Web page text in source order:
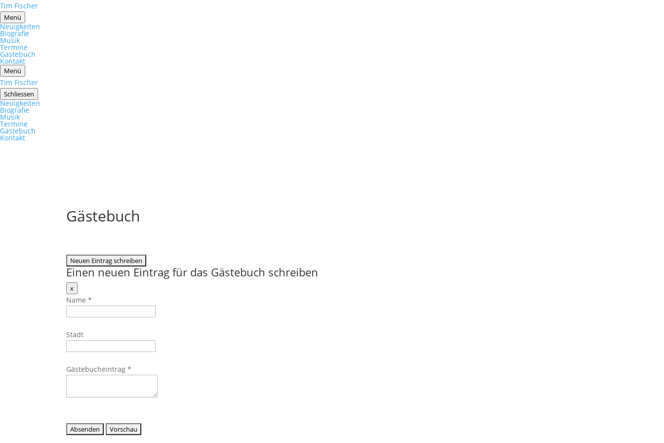
Tim Fischer
Menü
Neuigkeiten
Biografie
Musik
Termine
Gästebuch
Kontakt
Menü
Tim Fischer
Schliessen
Neuigkeiten
Biografie
Musik
Termine
Gästebuch
Kontakt
Gästebuch
Einen neuen Eintrag für das Gästebuch schreiben
xDieses
Formular
ausblenden
Name*
Stadt
Gästebucheintrag*